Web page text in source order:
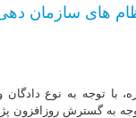
های سازمان
با توجه به نوع دادگان
به گسترش روزافزون